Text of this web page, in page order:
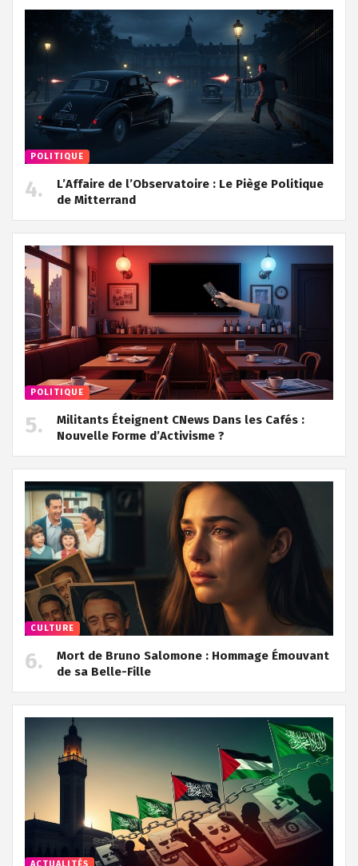
POLITIQUE
L’Affaire de l’Observatoire : Le Piège Politique
de Mitterrand
POLITIQUE
Militants Éteignent CNews Dans les Cafés :
Nouvelle Forme d’Activisme ?
CULTURE
Mort de Bruno Salomone : Hommage Émouvant
de sa Belle-Fille
ACTUALITÉS